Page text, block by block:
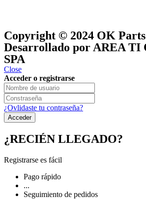
Copyright © 2024 OK Parts
Desarrollado por AREA TI
SPA
Close
Acceder o registrarse
¿Ovlidaste tu contraseña?
¿RECIÉN LLEGADO?
Registrarse es fácil
Pago rápido
...
Seguimiento de pedidos